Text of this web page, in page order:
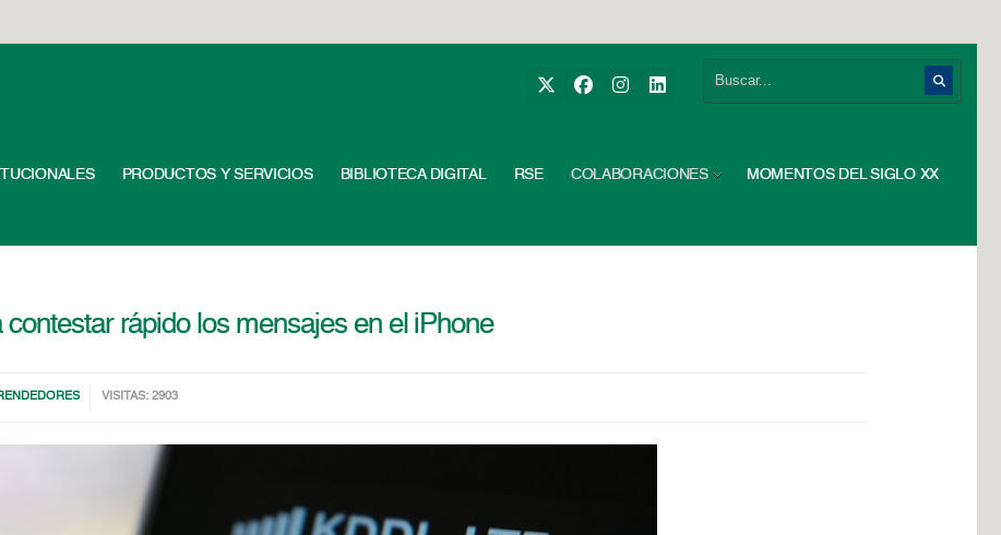
PRODUCTOS Y SERVICIOS BIBLIOTECA DIGITAL RSE COLABORACIONES MOMENTOS DEL SIGLO XX
rápido los mensajes en el iPhone
VISITAS: 2903